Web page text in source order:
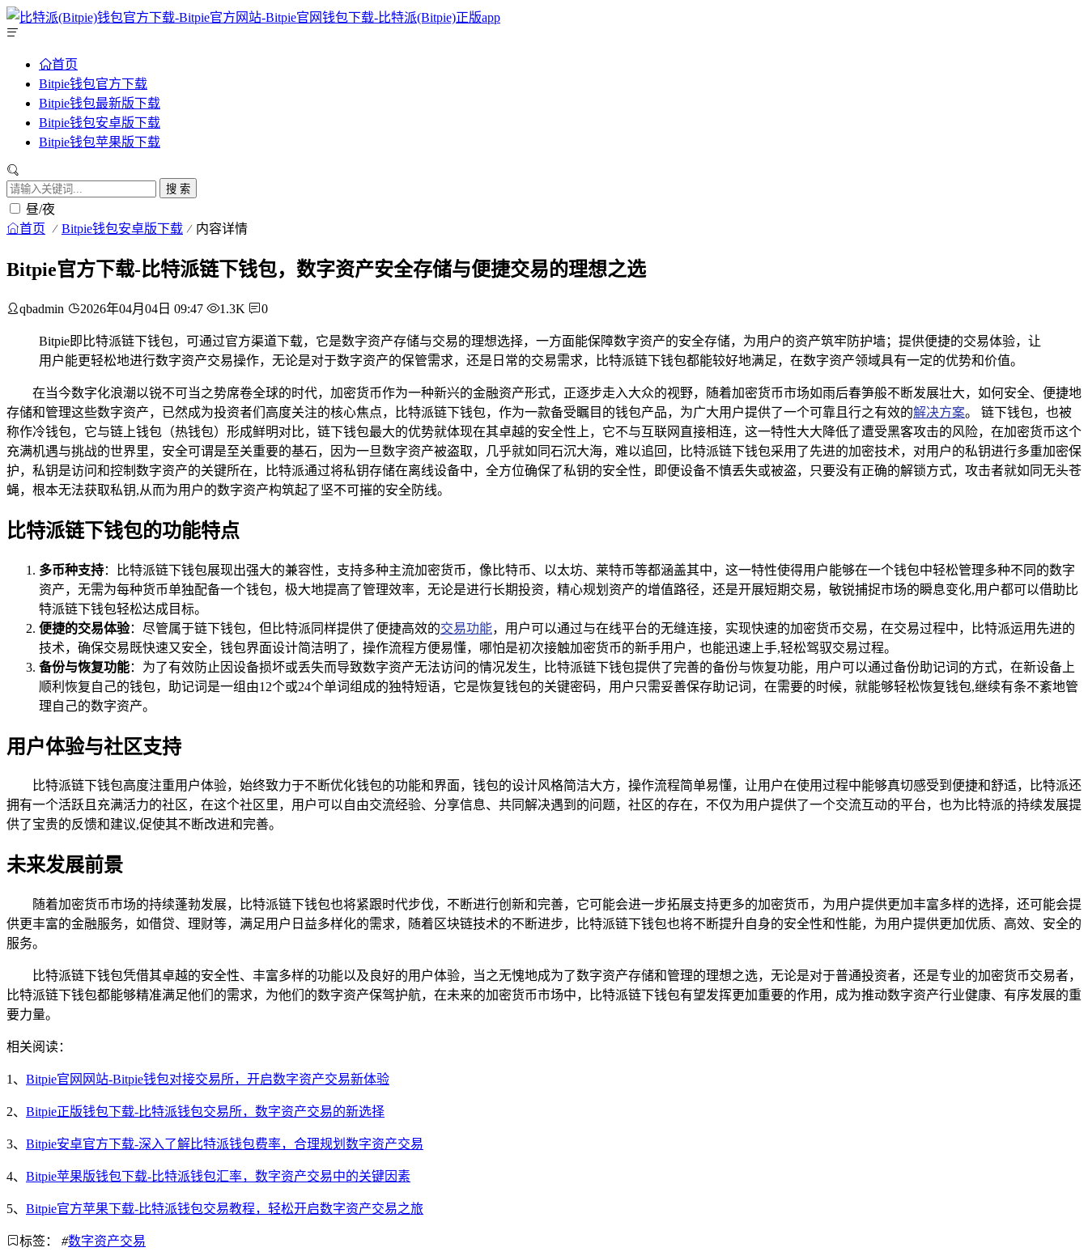
首页
Bitpie钱包官方下载
Bitpie钱包最新版下载
Bitpie钱包安卓版下载
Bitpie钱包苹果版下载
搜 索
昼/夜
首页 Bitpie钱包安卓版下载 内容详情
Bitpie官方下载-比特派链下钱包，数字资产安全存储与便捷交易的理想之选
qbadmin 2026年04月04日 09:47 1.3K 0
Bitpie即比特派链下钱包，可通过官方渠道下载，它是数字资产存储与交易的理想选择，一方面能保障数字资产的安全存储，为用户的资产筑牢防护墙；提供便捷的交易体验，让
用户能更轻松地进行数字资产交易操作，无论是对于数字资产的保管需求，还是日常的交易需求，比特派链下钱包都能较好地满足，在数字资产领域具有一定的优势和价值。
在当今数字化浪潮以锐不可当之势席卷全球的时代，加密货币作为一种新兴的金融资产形式，正逐步走入大众的视野，随着加密货币市场如雨后春笋般不断发展壮大，如何安全、便捷地
存储和管理这些数字资产，已然成为投资者们高度关注的核心焦点，比特派链下钱包，作为一款备受瞩目的钱包产品，为广大用户提供了一个可靠且行之有效的解决方案。 链下钱包，也被
称作冷钱包，它与链上钱包（热钱包）形成鲜明对比，链下钱包最大的优势就体现在其卓越的安全性上，它不与互联网直接相连，这一特性大大降低了遭受黑客攻击的风险，在加密货币这个
充满机遇与挑战的世界里，安全可谓是至关重要的基石，因为一旦数字资产被盗取，几乎就如同石沉大海，难以追回，比特派链下钱包采用了先进的加密技术，对用户的私钥进行多重加密保
护，私钥是访问和控制数字资产的关键所在，比特派通过将私钥存储在离线设备中，全方位确保了私钥的安全性，即便设备不慎丢失或被盗，只要没有正确的解锁方式，攻击者就如同无头苍
蝇，根本无法获取私钥,从而为用户的数字资产构筑起了坚不可摧的安全防线。
比特派链下钱包的功能特点
多币种支持：比特派链下钱包展现出强大的兼容性，支持多种主流加密货币，像比特币、以太坊、莱特币等都涵盖其中，这一特性使得用户能够在一个钱包中轻松管理多种不同的数字
资产，无需为每种货币单独配备一个钱包，极大地提高了管理效率，无论是进行长期投资，精心规划资产的增值路径，还是开展短期交易，敏锐捕捉市场的瞬息变化,用户都可以借助比
特派链下钱包轻松达成目标。
便捷的交易体验：尽管属于链下钱包，但比特派同样提供了便捷高效的交易功能，用户可以通过与在线平台的无缝连接，实现快速的加密货币交易，在交易过程中，比特派运用先进的
技术，确保交易既快速又安全，钱包界面设计简洁明了，操作流程方便易懂，哪怕是初次接触加密货币的新手用户，也能迅速上手,轻松驾驭交易过程。
备份与恢复功能：为了有效防止因设备损坏或丢失而导致数字资产无法访问的情况发生，比特派链下钱包提供了完善的备份与恢复功能，用户可以通过备份助记词的方式，在新设备上
顺利恢复自己的钱包，助记词是一组由12个或24个单词组成的独特短语，它是恢复钱包的关键密码，用户只需妥善保存助记词，在需要的时候，就能够轻松恢复钱包,继续有条不紊地管
理自己的数字资产。
用户体验与社区支持
比特派链下钱包高度注重用户体验，始终致力于不断优化钱包的功能和界面，钱包的设计风格简洁大方，操作流程简单易懂，让用户在使用过程中能够真切感受到便捷和舒适，比特派还
拥有一个活跃且充满活力的社区，在这个社区里，用户可以自由交流经验、分享信息、共同解决遇到的问题，社区的存在，不仅为用户提供了一个交流互动的平台，也为比特派的持续发展提
供了宝贵的反馈和建议,促使其不断改进和完善。
未来发展前景
随着加密货币市场的持续蓬勃发展，比特派链下钱包也将紧跟时代步伐，不断进行创新和完善，它可能会进一步拓展支持更多的加密货币，为用户提供更加丰富多样的选择，还可能会提
供更丰富的金融服务，如借贷、理财等，满足用户日益多样化的需求，随着区块链技术的不断进步，比特派链下钱包也将不断提升自身的安全性和性能，为用户提供更加优质、高效、安全的
服务。
比特派链下钱包凭借其卓越的安全性、丰富多样的功能以及良好的用户体验，当之无愧地成为了数字资产存储和管理的理想之选，无论是对于普通投资者，还是专业的加密货币交易者，
比特派链下钱包都能够精准满足他们的需求，为他们的数字资产保驾护航，在未来的加密货币市场中，比特派链下钱包有望发挥更加重要的作用，成为推动数字资产行业健康、有序发展的重
要力量。
相关阅读：
1、 Bitpie官网网站-Bitpie钱包对接交易所，开启数字资产交易新体验
2、 Bitpie正版钱包下载-比特派钱包交易所，数字资产交易的新选择
3、 Bitpie安卓官方下载-深入了解比特派钱包费率，合理规划数字资产交易
4、 Bitpie苹果版钱包下载-比特派钱包汇率，数字资产交易中的关键因素
5、 Bitpie官方苹果下载-比特派钱包交易教程，轻松开启数字资产交易之旅
标签： #数字资产交易